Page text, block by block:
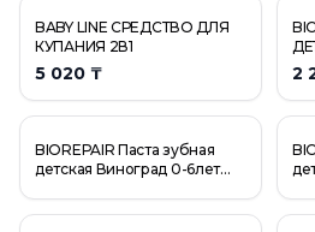
BABY LINE СРЕДСТВО ДЛЯ
КУПАНИЯ 2В1
5 020 ₸ 2
BIOREPAIR Паста зубная
детская Виноград 0-6лет